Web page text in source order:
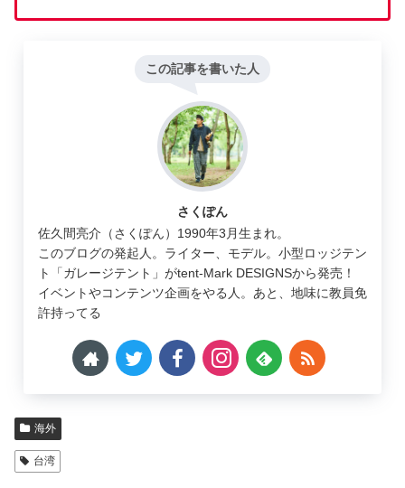
この記事を書いた人
さくぽん
佐久間亮介（さくぽん）1990年3月生まれ。
このブログの発起人。ライター、モデル。小型ロッジテン
ト「ガレージテント」がtent-Mark DESIGNSから発売！
イベントやコンテンツ企画をやる人。あと、地味に教員免
許持ってる
海外
台湾